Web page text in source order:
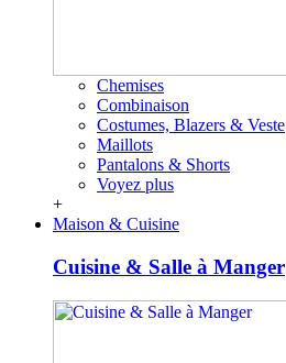
Chemises
Combinaison
Costumes, Blazers & Veste
Maillots
Pantalons & Shorts
Voyez plus
+
Maison & Cuisine
Cuisine & Salle à Manger